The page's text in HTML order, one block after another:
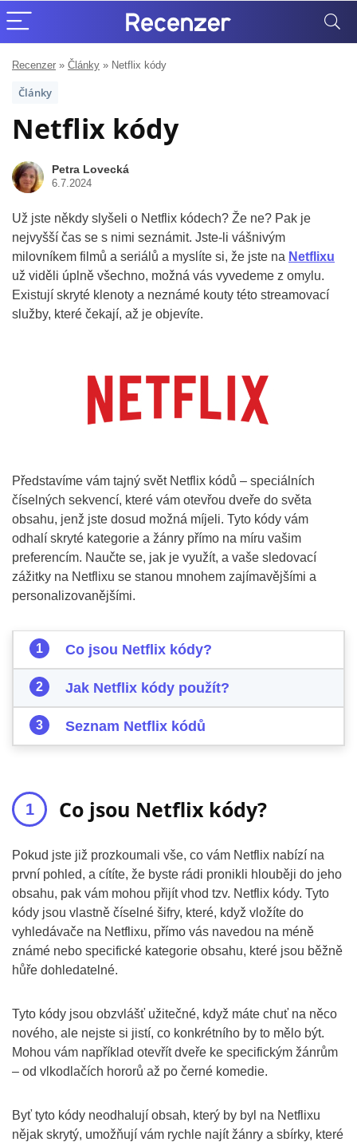
Recenzer » Články » Netflix kódy
Články
Netflix kódy
Petra Lovecká
6.7.2024
Už jste někdy slyšeli o Netflix kódech? Že ne? Pak je
nejvyšší čas se s nimi seznámit. Jste-li vášnivým
milovníkem filmů a seriálů a myslíte si, že jste na Netflixu
už viděli úplně všechno, možná vás vyvedeme z omylu.
Existují skryté klenoty a neznámé kouty této streamovací
služby, které čekají, až je objevíte.
Představíme vám tajný svět Netflix kódů – speciálních
číselných sekvencí, které vám otevřou dveře do světa
obsahu, jenž jste dosud možná míjeli. Tyto kódy vám
odhalí skryté kategorie a žánry přímo na míru vašim
preferencím. Naučte se, jak je využít, a vaše sledovací
zážitky na Netflixu se stanou mnohem zajímavějšími a
personalizovanějšími.
Co jsou Netflix kódy?
Jak Netflix kódy použít?
Seznam Netflix kódů
Co jsou Netflix kódy?
Pokud jste již prozkoumali vše, co vám Netflix nabízí na
první pohled, a cítíte, že byste rádi pronikli hlouběji do jeho
obsahu, pak vám mohou přijít vhod tzv. Netflix kódy. Tyto
kódy jsou vlastně číselné šifry, které, když vložíte do
vyhledávače na Netflixu, přímo vás navedou na méně
známé nebo specifické kategorie obsahu, které jsou běžně
hůře dohledatelné.
Tyto kódy jsou obzvlášť užitečné, když máte chuť na něco
nového, ale nejste si jistí, co konkrétního by to mělo být.
Mohou vám například otevřít dveře ke specifickým žánrům
– od vlkodlačích hororů až po černé komedie.
Byť tyto kódy neodhalují obsah, který by byl na Netflixu
nějak skrytý, umožňují vám rychle najít žánry a sbírky, které